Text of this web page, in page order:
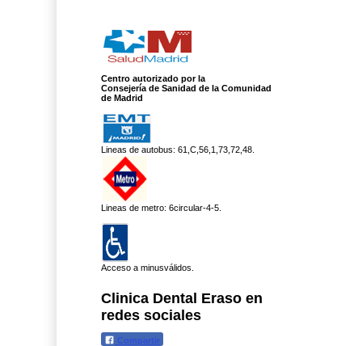
Centro autorizado por la
Consejería de Sanidad de la Comunidad
de Madrid
Lineas de autobus: 61,C,56,1,73,72,48.
Lineas de metro: 6circular-4-5.
Acceso a minusválidos.
Clinica Dental Eraso en
redes sociales
Compartir